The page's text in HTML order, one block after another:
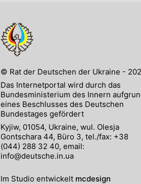
© Rat der Deutschen der Ukraine -
Das Internetportal wird durch das
Bundesministerium des Innern
eines Beschlusses des Deutschen
Bundestages gefördert
Kyjiw, 01054, Ukraine, wul. Olesja
Gontschara 44, Büro 3, tel./fax: +38
(044) 288 32 40, email:
info@deutsche.in.ua
Im Studio entwickelt mcdesign